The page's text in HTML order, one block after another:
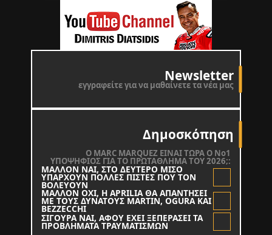
Newsletter
εγγραφείτε για να μαθαίνετε τα νέα μας
Δημοσκόπηση
O MARC MARQUEZ ΕΙΝΑΙ ΤΩΡΑ Ο Νο1
ΥΠΟΨΗΦΙΟΣ ΓΙΑ ΤΟ ΠΡΩΤΑΘΛΗΜΑ ΤΟΥ 2026;:
ΜΑΛΛΟΝ ΝΑΙ, ΣΤΟ ΔΕΥΤΕΡΟ ΜΙΣΟ
ΥΠΑΡΧΟΥΝ ΠΟΛΛΕΣ ΠΙΣΤΕΣ ΠΟΥ ΤΟΝ
ΒΟΛΕΥΟΥΝ
ΜΑΛΛΟΝ ΟΧΙ, Η APRILIA ΘΑ ΑΠΑΝΤΗΣΕΙ
ΜΕ ΤΟΥΣ ΔΥΝΑΤΟΥΣ MARTIN, OGURA KAI
BEZZECCHI
ΣΙΓΟΥΡΑ ΝΑΙ, ΑΦΟΥ ΕΧΕΙ ΞΕΠΕΡΑΣΕΙ ΤΑ
ΠΡΟΒΛΗΜΑΤΑ ΤΡΑΥΜΑΤΙΣΜΩΝ